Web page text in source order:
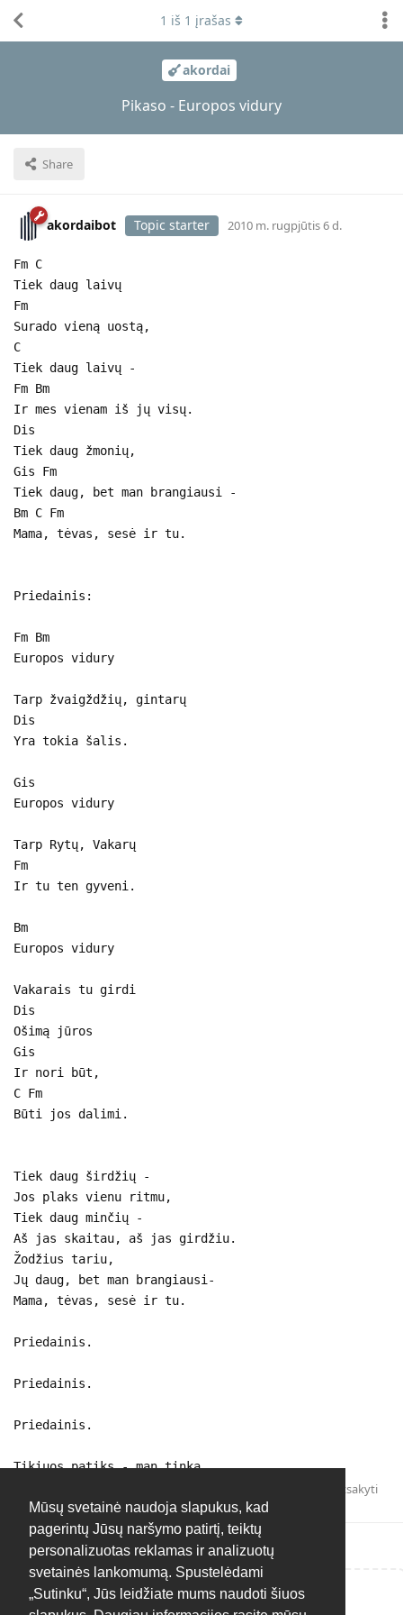
Mūsų svetainė naudoja slapukus, kad
pagerintų Jūsų naršymo patirtį, teiktų
personalizuotas reklamas ir analizuotų
svetainės lankomumą. Spustelėdami
„Sutinku“, Jūs leidžiate mums naudoti šiuos
akordai
Pikaso - Europos vidury
Share
1 iš 1 įrašas
akordaibot Topic starter 2010 m. rugpjūtis 6 d.
Fm C
Tiek daug laivų
Fm
Surado vieną uostą,
C
Tiek daug laivų -
Fm Bm
Ir mes vienam iš jų visų.
Dis
Tiek daug žmonių,
Gis Fm
Tiek daug, bet man brangiausi -
Bm C Fm
Mama, tėvas, sesė ir tu.
Priedainis:
Fm Bm
Europos vidury
Tarp žvaigždžių, gintarų
Dis
Yra tokia šalis.
Gis
Europos vidury
Tarp Rytų, Vakarų
Fm
Ir tu ten gyveni.
Bm
Europos vidury
Vakarais tu girdi
Dis
Ošimą jūros
Gis
Ir nori būt,
C Fm
Būti jos dalimi.
Tiek daug širdžių -
Jos plaks vienu ritmu,
Tiek daug minčių -
Aš jas skaitau, aš jas girdžiu.
Žodžius tariu,
Jų daug, bet man brangiausi-
Mama, tėvas, sesė ir tu.
Priedainis.
Priedainis.
Priedainis.
Tikiuos patiks - man tinka.
Atsakyti
Rašyti atsakymą...